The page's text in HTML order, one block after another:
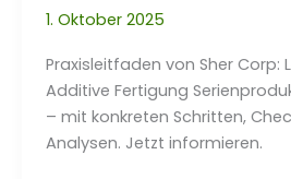
1. Oktober 2025
Praxisleitfaden von Sher Corp:
Additive Fertigung
– mit konkreten Schritten,
Analysen. Jetzt informieren.